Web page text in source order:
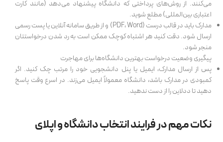
می‌کنند. از روش‌های پرداختی که دانشگاه پیشنهاد می‌دهد (مانند کارت
اعتباری بین‌المللی) مطلع شوید.
مدارک باید در قالب درست (PDF، Word) و از طریق سامانه آنلاین یا پست رسمی
ارسال شود. دقت کنید هر اشتباه کوچک ممکن است به رد شدن درخواستتان
منجر شود.
پیگیری وضعیت درخواست بهترین دانشگاه‌ها برای مهاجرت
پس از ارسال مدارک، ایمیل یا پنل دانشجویی خود را مرتب چک کنید. اگر
کمبودی در مدارک باشد، دانشگاه معمولاً ایمیل می‌زند. در اسرع وقت پاسخ
دهید تا ددلاین را از دست ندهید.
نکات مهم در فرایند انتخاب دانشگاه و اپلای